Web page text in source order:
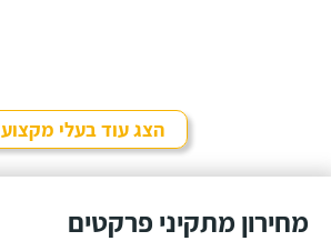
הצג עוד בעלי מקצוע
מחירון מתקיני פרקטים